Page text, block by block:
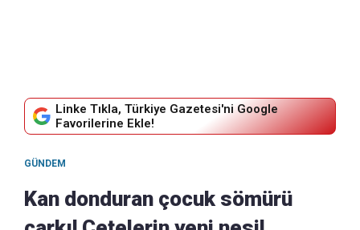
Linke Tıkla, Türkiye Gazetesi'ni Google
Favorilerine Ekle!
GÜNDEM
Kan donduran çocuk sömürü